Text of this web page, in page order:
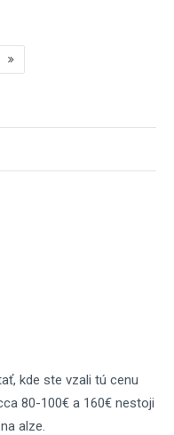
kde ste vzali tú cenu
80-100€ a 160€ nestoji
alze.